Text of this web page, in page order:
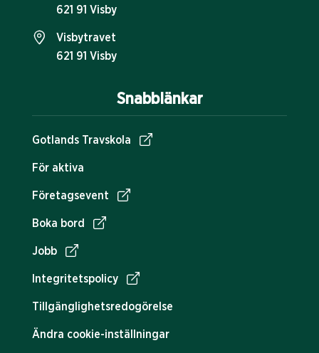
Snabblänkar
Gotlands Travskola
För aktiva
Företagsevent
Boka bord
Jobb
Integritetspolicy
Tillgänglighetsredogörelse
Ändra cookie-inställningar
621 91 Visby
Visbytravet
621 91 Visby